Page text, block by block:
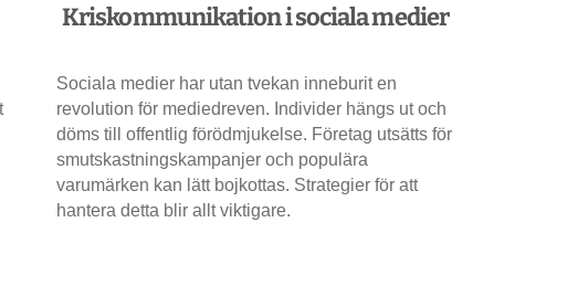
Kriskommunikation i sociala medier
Sociala medier har utan tvekan inneburit en
revolution för mediedreven. Individer hängs ut och
döms till offentlig förödmjukelse. Företag utsätts för
smutskastningskampanjer och populära
varumärken kan lätt bojkottas. Strategier för att
hantera detta blir allt viktigare.